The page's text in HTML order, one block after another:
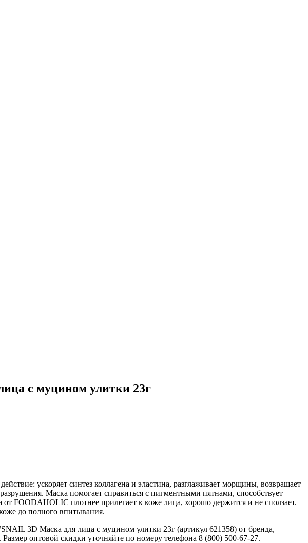
с муцином улитки 23г
ускоряет синтез коллагена и эластина, разглаживает морщины, возвращает
Маска помогает справиться с пигментными пятнами, способствует
FOODAHOLIC плотнее прилегает к коже лица, хорошо держится и не сползает.
до полного впитывания.
3D Маска для лица с муцином улитки 23г (артикул 621358) от бренда,
оптовой скидки уточняйте по номеру телефона 8 (800) 500-67-27.